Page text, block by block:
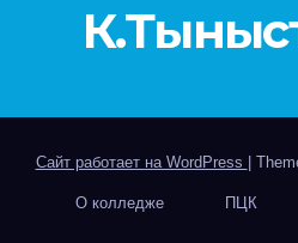
Сайт работает на WordPress
О колледже ПЦК